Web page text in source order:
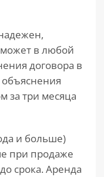
может в любой
договора в
за три месяца
и больше)
при продаже
срока. Аренда